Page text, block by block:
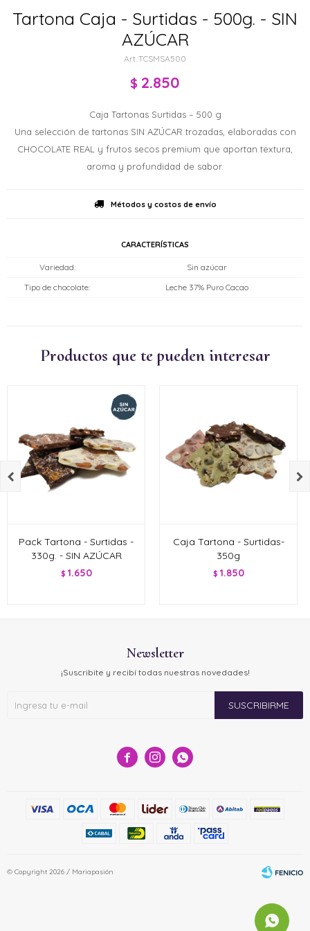
Tartona Caja - Surtidas - 500g. - SIN
AZÚCAR
TCSMSA500
$ 2.850
Caja Tartonas Surtidas – 500 g
Una selección de tartonas SIN AZÚCAR trozadas, elaboradas con
CHOCOLATE REAL y frutos secos premium que aportan textura,
aroma y profundidad de sabor.
Métodos y costos de envío
CARACTERÍSTICAS
Variedad
Sin azúcar
Tipo de chocolate
Leche 37% Puro Cacao
Productos que te pueden interesar
Pack Tartona - Surtidas -
330g. - SIN AZÚCAR
$ 1.650
Caja Tartona - Surtidas-
350g
$ 1.850
 
  
Newsletter
¡Suscribite y recibí todas nuestras novedades!
SUSCRIBIRME
© Copyright 2026 / Mariapasión